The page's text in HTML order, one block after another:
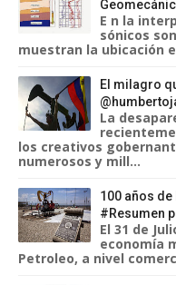
E n la
sónicos
muestran la ubicación
El milagro
La
los creativos
numerosos y mill...
100 años
#Resumen
El 31 de
economía
Petroleo, a nivel